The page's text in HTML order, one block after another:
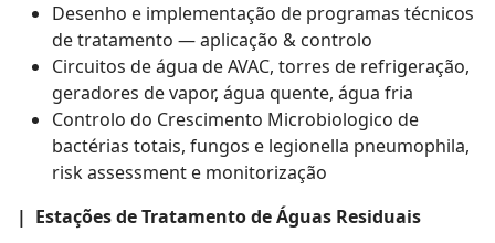
Desenho e implementação de programas técnicos
de tratamento — aplicação & controlo
Circuitos de água de AVAC, torres de refrigeração,
geradores de vapor, água quente, água fria
Controlo do Crescimento Microbiologico de
bactérias totais, fungos e legionella pneumophila,
risk assessment e monitorização
| Estações de Tratamento de Águas Residuais